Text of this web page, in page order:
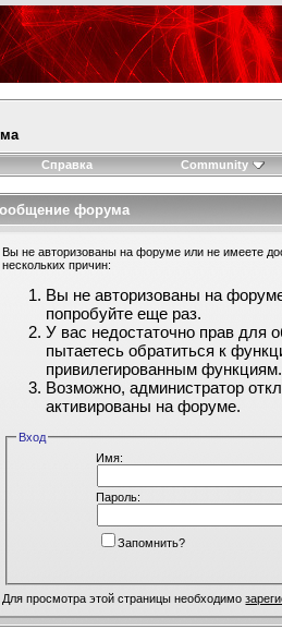
Справка Community
форума
Вы не авторизованы на форуме или не имеете
нескольких причин:
Вы не авторизованы на
попробуйте еще раз.
У вас недостаточно прав для
пытаетесь обратиться к
привилегированным функциям.
Возможно, администратор
активированы на форуме.
Вход
Имя:
Пароль:
Запомнить?
Для просмотра этой страницы необходимо